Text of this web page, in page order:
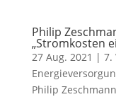
Philip
„Stromkosten
27 Aug. 2021 | 7.
Philip Zeschmann